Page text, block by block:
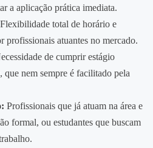
a aplicação prática imediata.
Flexibilidade total de horário e
profissionais atuantes no mercado.
de cumprir estágio
que nem sempre é facilitado pela
Profissionais que já atuam na área e
formal, ou estudantes que buscam